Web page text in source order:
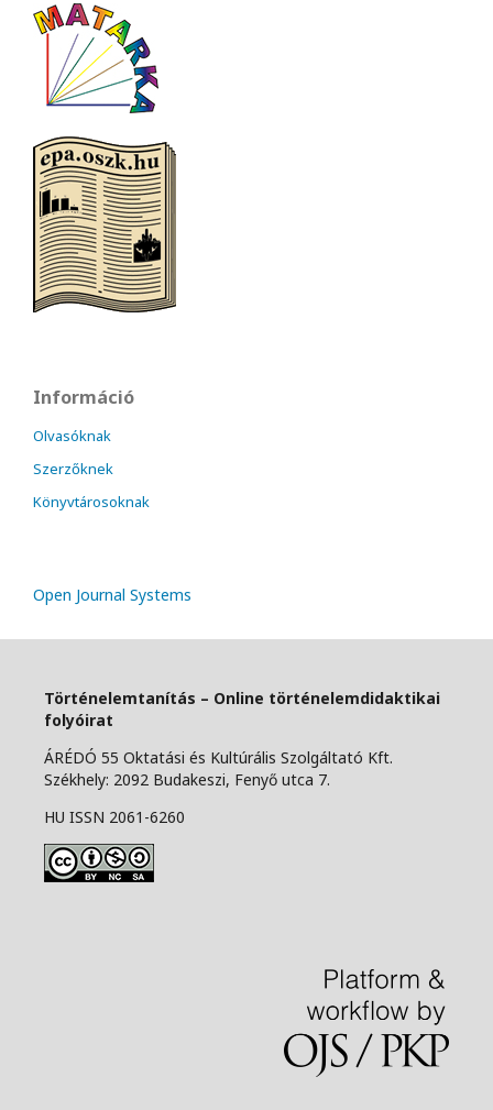
Információ
Olvasóknak
Szerzőknek
Könyvtárosoknak
Open Journal Systems
Történelemtanítás – Online történelemdidaktikai
folyóirat
ÁRÉDÓ 55 Oktatási és Kultúrális Szolgáltató Kft.
Székhely: 2092 Budakeszi, Fenyő utca 7.
HU ISSN 2061-6260